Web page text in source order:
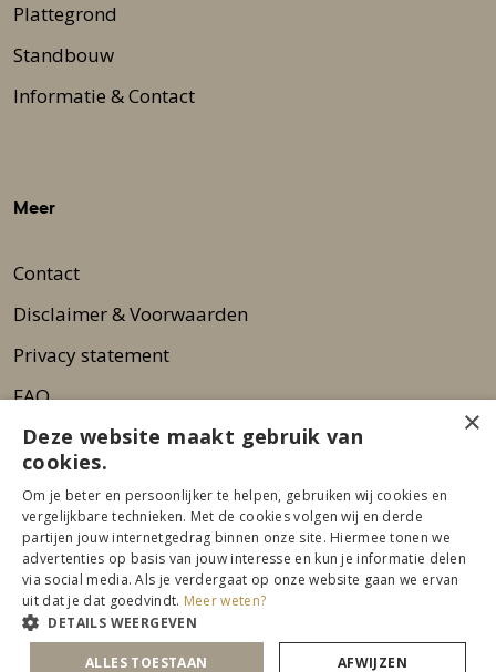
Plattegrond
Standbouw
Informatie & Contact
Meer
Contact
Disclaimer & Voorwaarden
Privacy statement
FAQ
Wie zijn wij?
Nieuwsbrief
Pers
×
Deze website maakt gebruik van
cookies.
Om je beter en persoonlijker te helpen, gebruiken wij cookies en
vergelijkbare technieken. Met de cookies volgen wij en derde
partijen jouw internetgedrag binnen onze site. Hiermee tonen we
advertenties op basis van jouw interesse en kun je informatie delen
via social media. Als je verdergaat op onze website gaan we ervan
uit dat je dat goedvindt. Meer weten?
DETAILS WEERGEVEN
ALLES TOESTAAN AFWIJZEN